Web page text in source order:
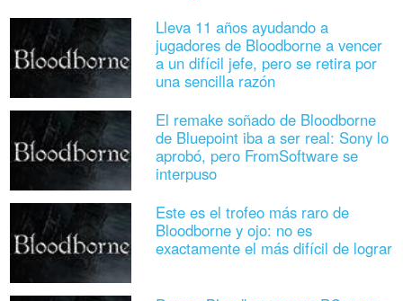
Lleva 11 años ayudando a
jugadores de Bloodborne a vencer
a un difícil jefe, pero se retira por
una sencilla razón
El remake soñado de Bloodborne
de Bluepoint iba a ser real: Sony lo
aprobó, pero FromSoftware se
interpuso
Este es el trofeo más raro de
Bloodborne y ojo: no es
exactamente el más difícil de lograr